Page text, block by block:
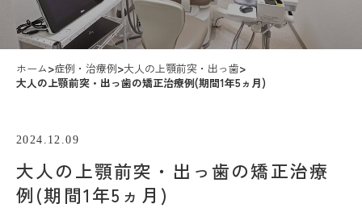
ホーム>症例・治療例>大人の上顎前突・出っ歯>
大人の上顎前突・出っ歯の矯正治療例(期間1年5ヵ月)
2024.12.09
大人の上顎前突・出っ歯の矯正治療
例(期間1年5ヵ月)